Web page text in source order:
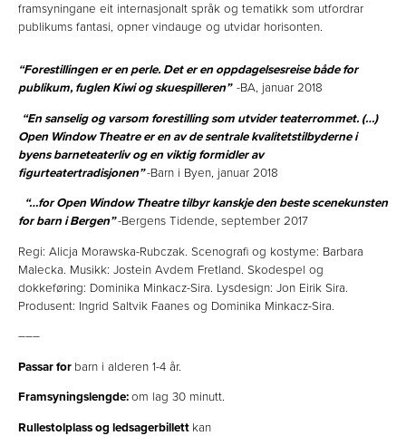
framsyningane eit internasjonalt språk og tematikk som utfordrar
publikums fantasi, opner vindauge og utvidar horisonten.
“Forestillingen er en perle. Det er en oppdagelsesreise både for
publikum, fuglen Kiwi og skuespilleren” -BA, januar 2018
“En sanselig og varsom forestilling som utvider teaterrommet. (…)
Open Window Theatre er en av de sentrale kvalitetstilbyderne i
byens barneteaterliv og en viktig formidler av
figurteatertradisjonen”-Barn i Byen, januar 2018
“…for Open Window Theatre tilbyr kanskje den beste scenekunsten
for barn i Bergen”-Bergens Tidende, september 2017
Regi: Alicja Morawska-Rubczak. Scenografi og kostyme: Barbara
Malecka. Musikk: Jostein Avdem Fretland. Skodespel og
dokkeføring: Dominika Minkacz-Sira. Lysdesign: Jon Eirik Sira.
Produsent: Ingrid Saltvik Faanes og Dominika Minkacz-Sira.
–––
Passar for barn i alderen 1-4 år.
Framsyningslengde:om lag 30 minutt.
Rullestolplass og ledsagerbillett kan